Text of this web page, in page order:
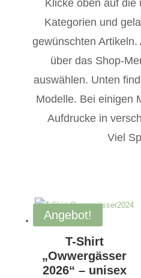
Klicke oben auf die
Kategorien und
gewünschten
über das Shop-
auswählen. Unten
Modelle. Bei einigen
Aufdrucke in
Viel
T-Shirt
„Owwergässer
2026“ – unisex
Angebot!